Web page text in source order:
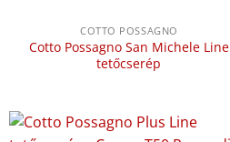
COTTO POSSAGNO
Cotto Possagno San Michele Line
tetőcserép